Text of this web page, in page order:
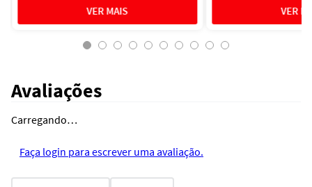
Avaliações
Carregando…
Faça login para escrever uma avaliação.